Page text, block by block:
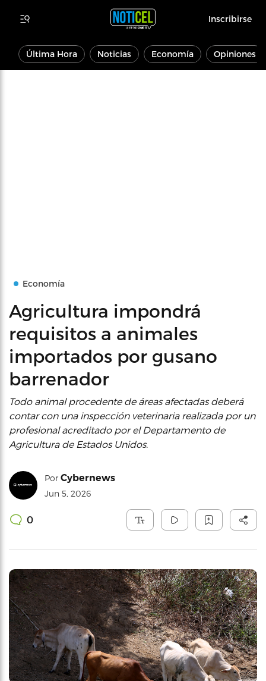
Inscribirse
Última Hora Noticias Economía Opiniones
Economía
Agricultura impondrá
requisitos a animales
importados por gusano
barrenador
Todo animal procedente de áreas afectadas deberá
contar con una inspección veterinaria realizada por un
profesional acreditado por el Departamento de
Agricultura de Estados Unidos.
Por Cybernews
Jun 5, 2026
0